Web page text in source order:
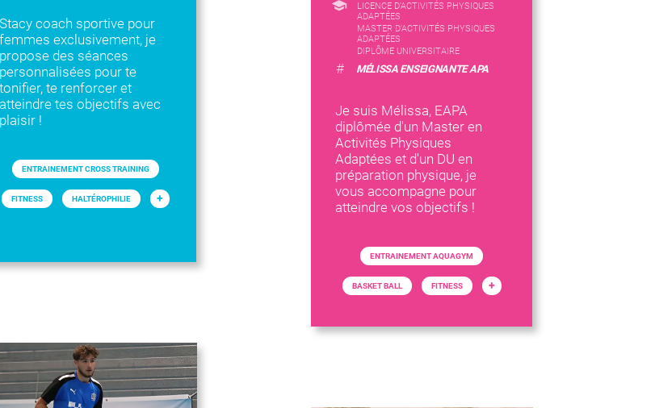
Stacy coach sportive pour
femmes exclusivement, je
propose des séances
personnalisées pour te
tonifier, te renforcer et
atteindre tes objectifs avec
plaisir !
ENTRAINEMENT CROSS TRAINING
FITNESS HALTÉROPHILIE +
LICENCE D’ACTIVITÉS PHYSIQUES
ADAPTÉES
MASTER D'ACTIVITÉS PHYSIQUES
ADAPTÉES
DIPLÔME UNIVERSITAIRE
# MÉLISSA ENSEIGNANTE APA
Je suis Mélissa, EAPA
diplômée d'un Master en
Activités Physiques
Adaptées et d'un DU en
préparation physique, je
vous accompagne pour
atteindre vos objectifs !
ENTRAINEMENT AQUAGYM
BASKET BALL FITNESS +